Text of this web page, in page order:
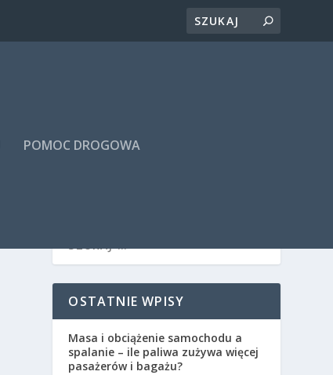
POMOC DROGOWA
OSTATNIE WPISY
Masa i obciążenie samochodu a
spalanie – ile paliwa zużywa więcej
pasażerów i bagażu?